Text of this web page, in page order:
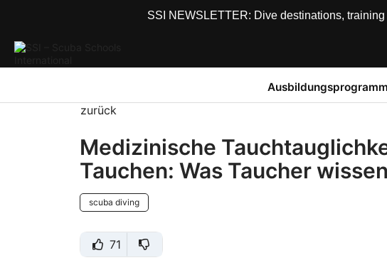
SSI NEWSLETTER: Dive destinations,
zurück
Medizinische
Tauchen: Was Taucher
scuba diving
71